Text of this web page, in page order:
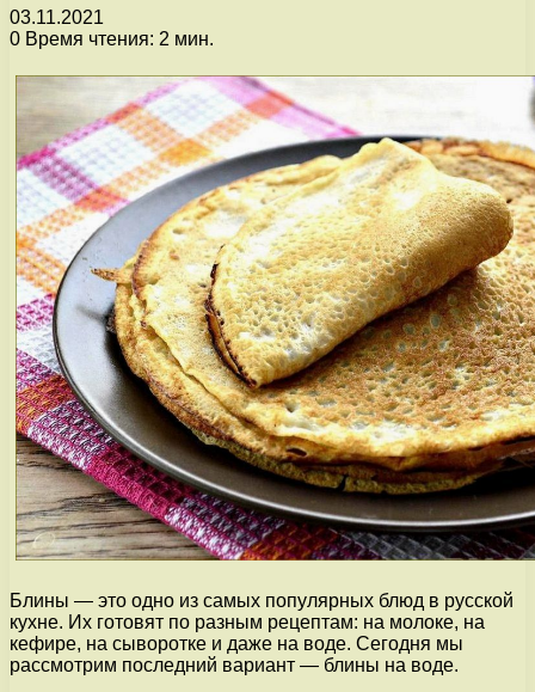
03.11.2021
0 Время чтения: 2 мин.
Блины — это одно из самых популярных блюд в русской
кухне. Их готовят по разным рецептам: на молоке, на
кефире, на сыворотке и даже на воде. Сегодня мы
рассмотрим последний вариант — блины на воде.